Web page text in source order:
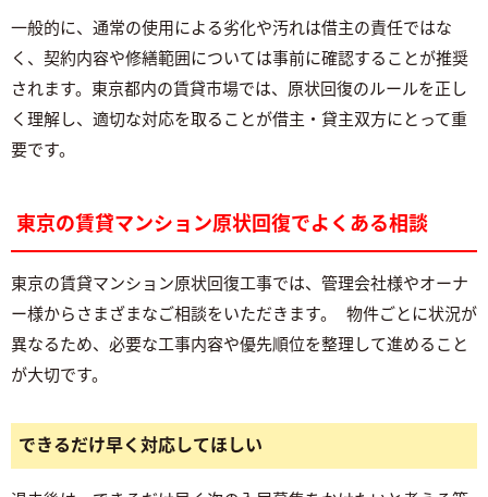
一般的に、通常の使用による劣化や汚れは借主の責任ではな
く、契約内容や修繕範囲については事前に確認することが推奨
されます。東京都内の賃貸市場では、原状回復のルールを正し
く理解し、適切な対応を取ることが借主・貸主双方にとって重
要です。
東京の賃貸マンション原状回復でよくある相談
東京の賃貸マンション原状回復工事では、管理会社様やオーナ
ー様からさまざまなご相談をいただきます。 物件ごとに状況が
異なるため、必要な工事内容や優先順位を整理して進めること
が大切です。
できるだけ早く対応してほしい